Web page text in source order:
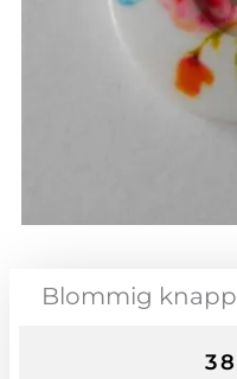
Blommig